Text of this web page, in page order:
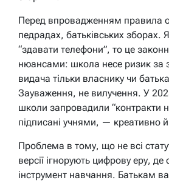
Перед впровадженням правила
педрадах, батьківських зборах.
“здавати телефони”, то це
нюансами: школа несе ризик за
видача тільки власнику чи
Зауваження, не вилучення. У
школи запровадили “контракти
підписані учнями, — креативно
Проблема в тому, що не всі
версії ігнорують цифрову еру,
інструмент навчання. Батькам